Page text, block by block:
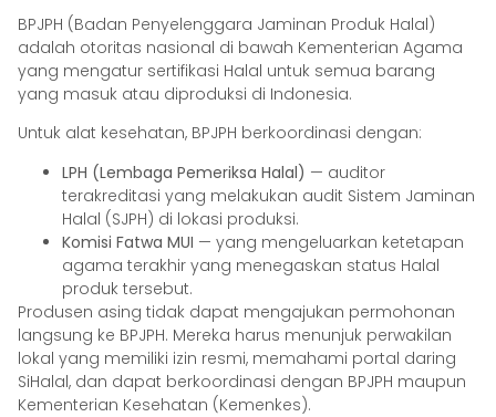
BPJPH (Badan Penyelenggara Jaminan Produk Halal)
adalah otoritas nasional di bawah Kementerian Agama
yang mengatur sertifikasi Halal untuk semua barang
yang masuk atau diproduksi di Indonesia.
Untuk alat kesehatan, BPJPH berkoordinasi dengan:
LPH (Lembaga Pemeriksa Halal) — auditor
terakreditasi yang melakukan audit Sistem Jaminan
Halal (SJPH) di lokasi produksi.
Komisi Fatwa MUI — yang mengeluarkan ketetapan
agama terakhir yang menegaskan status Halal
produk tersebut.
Produsen asing tidak dapat mengajukan permohonan
langsung ke BPJPH. Mereka harus menunjuk perwakilan
lokal yang memiliki izin resmi, memahami portal daring
SiHalal, dan dapat berkoordinasi dengan BPJPH maupun
Kementerian Kesehatan (Kemenkes).